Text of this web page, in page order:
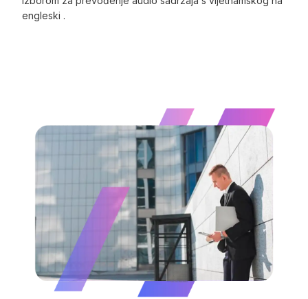
engleski .